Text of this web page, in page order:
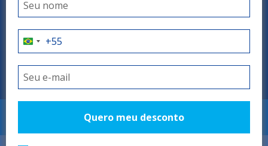
Quero meu desconto
RESERVAR
Arrey Beach Hotel
PARNAÍBA - PIAUÍ
O refúgio perfeito!